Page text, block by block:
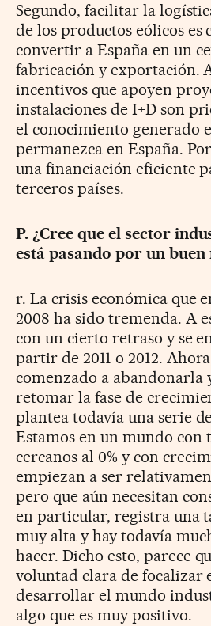
Segundo, facilitar la
de los productos eólicos es
convertir a España en un
fabricación y exportación.
incentivos que apoyen
instalaciones de I+D son
el conocimiento generado
permanezca en España.
una financiación eficiente
terceros países.
P. ¿Cree que el sector
está pasando por un buen
r. La crisis económica que
2008 ha sido tremenda. A
con un cierto retraso y se
partir de 2011 o 2012.
comenzado a abandonarla
retomar la fase de
plantea todavía una serie
Estamos en un mundo con
cercanos al 0% y con
empiezan a ser
pero que aún necesitan
en particular, registra una
muy alta y hay todavía
hacer. Dicho esto, parece
voluntad clara de focalizar
desarrollar el mundo
algo que es muy positivo.